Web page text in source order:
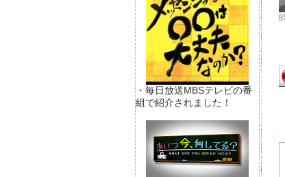
・毎日放送MBSテレビの番
組で紹介されました！